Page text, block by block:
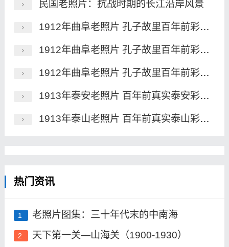
民国老照片：抗战时期的长江沿岸风景
1912年曲阜老照片 孔子故里百年前彩色影像（上）
1912年曲阜老照片 孔子故里百年前彩色影像（中）
1912年曲阜老照片 孔子故里百年前彩色影像（下）
1913年泰安老照片 百年前真实泰安彩色影像
1913年泰山老照片 百年前真实泰山彩色影像(下)
热门资讯
1 老照片图集：三十年代末的中南海
2 天下第一关—山海关（1900-1930）